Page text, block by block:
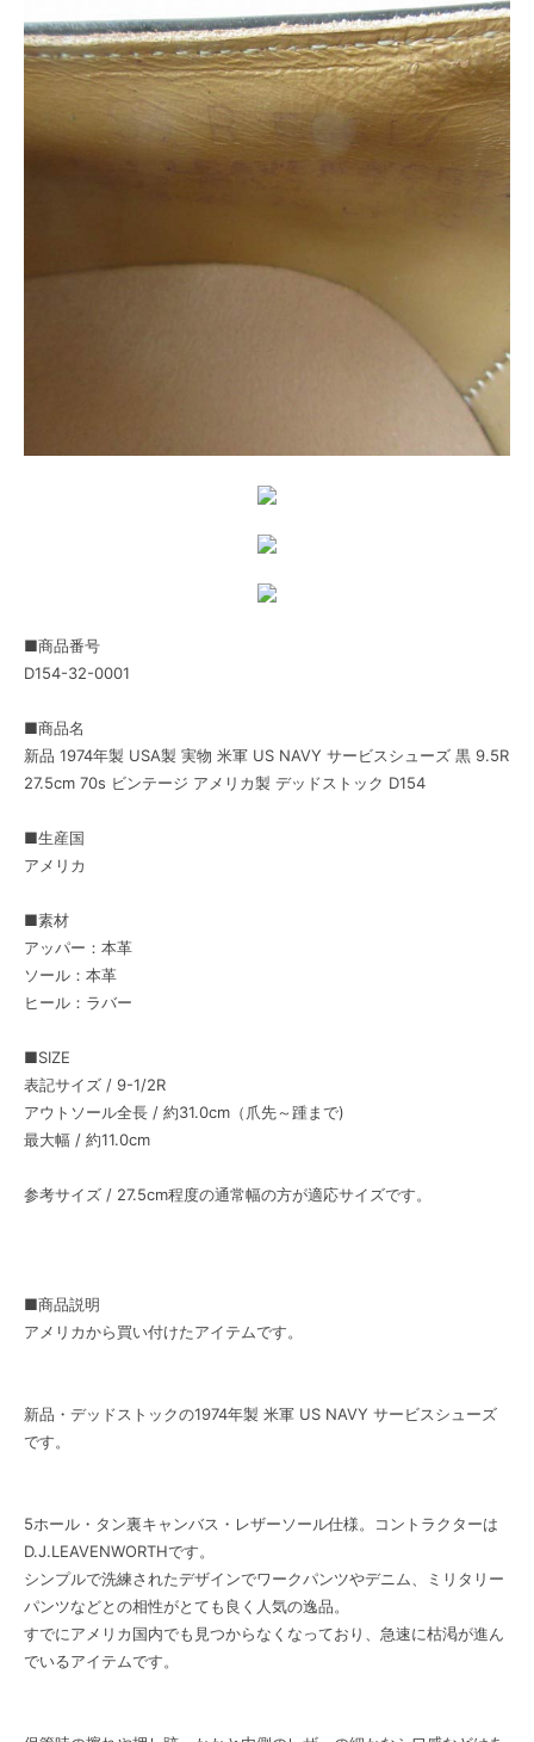
■商品番号
D154-32-0001
■商品名
新品 1974年製 USA製 実物 米軍 US NAVY サービスシューズ 黒 9.5R
27.5cm 70s ビンテージ アメリカ製 デッドストック D154
■生産国
アメリカ
■素材
アッパー：本革
ソール：本革
ヒール：ラバー
■SIZE
表記サイズ / 9-1/2R
アウトソール全長 / 約31.0cm（爪先～踵まで)
最大幅 / 約11.0cm
参考サイズ / 27.5cm程度の通常幅の方が適応サイズです。
■商品説明
アメリカから買い付けたアイテムです。
新品・デッドストックの1974年製 米軍 US NAVY サービスシューズ
です。
5ホール・タン裏キャンバス・レザーソール仕様。コントラクターは
D.J.LEAVENWORTHです。
シンプルで洗練されたデザインでワークパンツやデニム、ミリタリー
パンツなどとの相性がとても良く人気の逸品。
すでにアメリカ国内でも見つからなくなっており、急速に枯渇が進ん
でいるアイテムです。